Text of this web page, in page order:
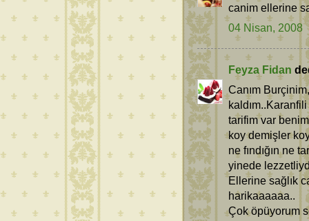
canim ellerine
04 Nisan, 2008
Feyza Fidan
Canım
tarifim var
koy demişler
ne fındığın ne
yinede
Ellerine sağlık
harikaaaaaa..
Çok öpüyorum